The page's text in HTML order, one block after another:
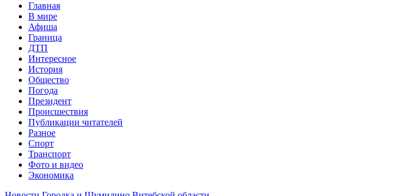
Главная
В мире
Афиша
Граница
ДТП
Интересное
История
Общество
Погода
Президент
Происшествия
Публикации читателей
Разное
Спорт
Транспорт
Фото и видео
Экономика